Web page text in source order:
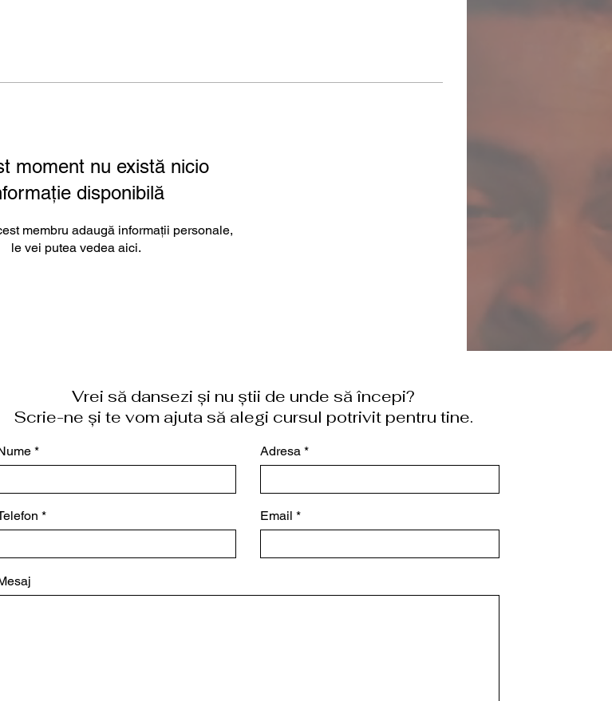
moment nu există nicio
disponibilă
membru adaugă informații personale,
le vei putea vedea aici.
Vrei să dansezi și nu știi de unde să începi?
Scrie-ne și te vom ajuta să alegi cursul potrivit pentru tine.
Adresa
Email